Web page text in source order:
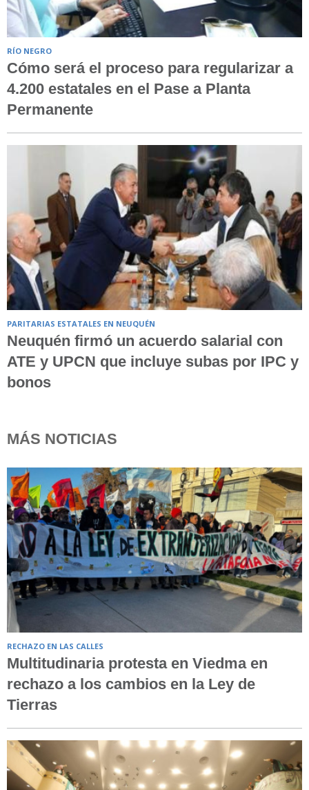
RÍO NEGRO
Cómo será el proceso para regularizar a
4.200 estatales en el Pase a Planta
Permanente
PARITARIAS ESTATALES EN NEUQUÉN
Neuquén firmó un acuerdo salarial con
ATE y UPCN que incluye subas por IPC y
bonos
MÁS NOTICIAS
RECHAZO EN LAS CALLES
Multitudinaria protesta en Viedma en
rechazo a los cambios en la Ley de
Tierras